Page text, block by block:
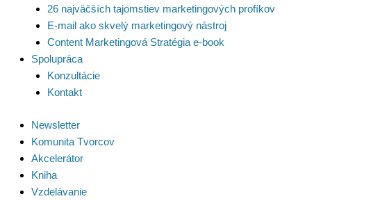
26 najväčších tajomstiev marketingových profíkov
E-mail ako skvelý marketingový nástroj
Content Marketingová Stratégia e-book
Spolupráca
Konzultácie
Kontakt
Newsletter
Komunita Tvorcov
Akcelerátor
Kniha
Vzdelávanie